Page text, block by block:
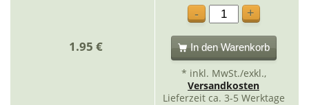
1.95 €
-
+
In den Warenkorb
* inkl. MwSt./exkl.,
Versandkosten
Lieferzeit ca. 3-5 Werktage